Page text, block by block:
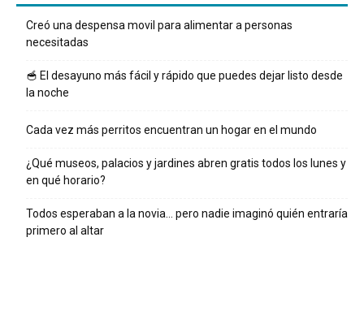
Creó una despensa movil para alimentar a personas
necesitadas
🥣 El desayuno más fácil y rápido que puedes dejar listo desde
la noche
Cada vez más perritos encuentran un hogar en el mundo
¿Qué museos, palacios y jardines abren gratis todos los lunes y
en qué horario?
Todos esperaban a la novia… pero nadie imaginó quién entraría
primero al altar